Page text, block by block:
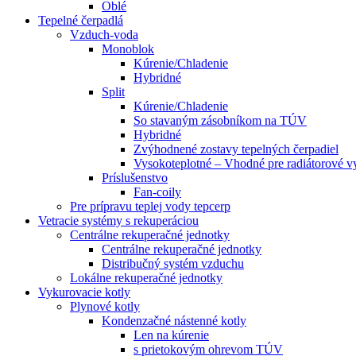
Oblé
Tepelné čerpadlá
Vzduch-voda
Monoblok
Kúrenie/Chladenie
Hybridné
Split
Kúrenie/Chladenie
So stavaným zásobníkom na TÚV
Hybridné
Zvýhodnené zostavy tepelných čerpadiel
Vysokoteplotné – Vhodné pre radiátorové
Príslušenstvo
Fan-coily
Pre prípravu teplej vody tepcerp
Vetracie systémy s rekuperáciou
Centrálne rekuperačné jednotky
Centrálne rekuperačné jednotky
Distribučný systém vzduchu
Lokálne rekuperačné jednotky
Vykurovacie kotly
Plynové kotly
Kondenzačné nástenné kotly
Len na kúrenie
s prietokovým ohrevom TÚV